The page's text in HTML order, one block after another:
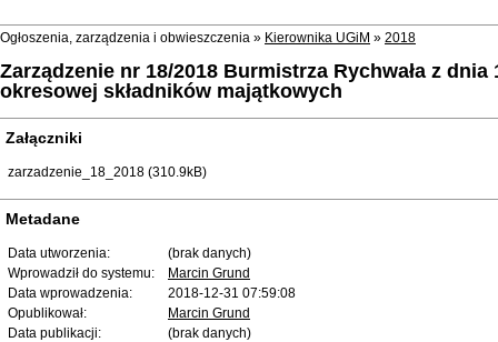
Ogłoszenia, zarządzenia i obwieszczenia » Kierownika UGiM » 2018
Zarządzenie nr 18/2018 Burmistrza Rychwała z
okresowej składników majątkowych
Załączniki
zarzadzenie_18_2018 (310.9kB)
Metadane
Data utworzenia:
(brak danych)
Wprowadził do systemu:
Marcin Grund
Data wprowadzenia:
2018-12-31 07:59:08
Opublikował:
Marcin Grund
Data publikacji:
(brak danych)